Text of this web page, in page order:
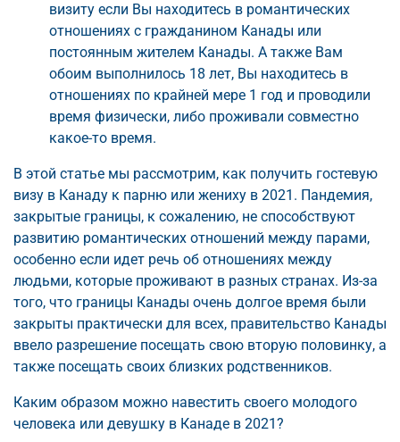
визиту если Вы находитесь в романтических
отношениях с гражданином Канады или
постоянным жителем Канады. А также Вам
обоим выполнилось 18 лет, Вы находитесь в
отношениях по крайней мере 1 год и проводили
время физически, либо проживали совместно
какое-то время.
В этой статье мы рассмотрим, как получить гостевую
визу в Канаду к парню или жениху в 2021. Пандемия,
закрытые границы, к сожалению, не способствуют
развитию романтических отношений между парами,
особенно если идет речь об отношениях между
людьми, которые проживают в разных странах. Из-за
того, что границы Канады очень долгое время были
закрыты практически для всех, правительство Канады
ввело разрешение посещать свою вторую половинку, а
также посещать своих близких родственников.
Каким образом можно навестить своего молодого
человека или девушку в Канаде в 2021?